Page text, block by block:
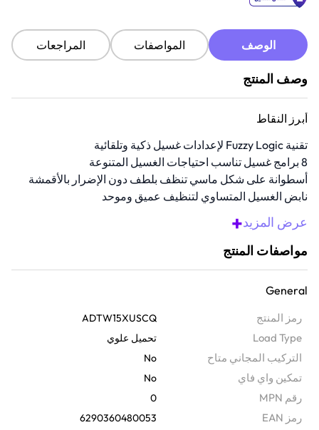
الوصف المواصفات المراجعات
وصف المنتج
أبرز النقاط
تقنية Fuzzy Logic لإعدادات غسيل ذكية وتلقائية
8 برامج غسيل تناسب احتياجات الغسيل المتنوعة
أسطوانة على شكل ماسي تنظف بلطف دون الإضرار بالأقمشة
نابض الغسيل المتساوي لتنظيف عميق وموحد
تضيف ميزة قفل الأمان حماية إضافية للأسر التي لديها أطفال
عرض المزيد+
مواصفات المنتج
General
رمز المنتج ADTW15XUSCQ
Load Type تحميل علوي
التركيب المجاني متاح No
تمكين واي فاي No
رقم MPN 0
رمز EAN 6290360480053